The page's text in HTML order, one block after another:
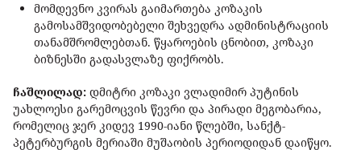
მომდევნო კვირას გაიმართება კოზაკის
გამოსამშვიდობებელი შეხვედრა ადმინისტრაციის
თანამშრომლებთან. წყაროების ცნობით, კოზაკი
ბიზნესში გადასვლაზე ფიქრობს.
ჩაშლილად: დმიტრი კოზაკი ვლადიმირ პუტინის
უახლოესი გარემოცვის წევრი და პირადი მეგობარია,
რომელიც ჯერ კიდევ 1990-იანი წლებში, სანქტ-
პეტერბურგის მერიაში მუშაობის პერიოდიდან დაიწყო.